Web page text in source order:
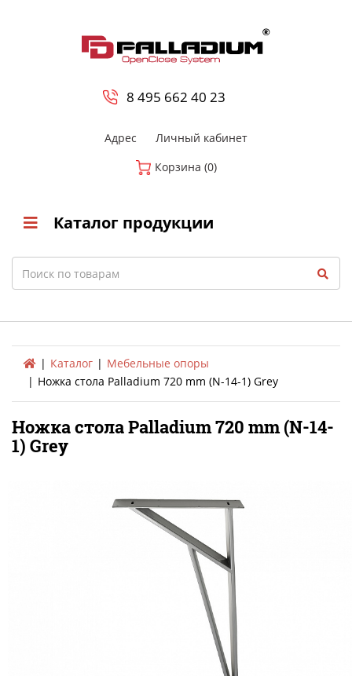
8 495 662 40 23
Адрес
Личный кабинет
Корзина (0)
Каталог продукции
Search
Каталог
Мебельные опоры
Ножка стола Palladium 720 mm (N-14-1) Grey
Ножка стола Palladium 720 mm (N-14-
1) Grey